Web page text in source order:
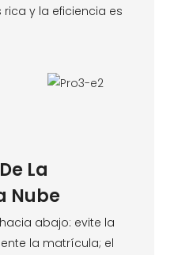
y la eficiencia es
La
Nube
abajo: evite la
la matrícula; el